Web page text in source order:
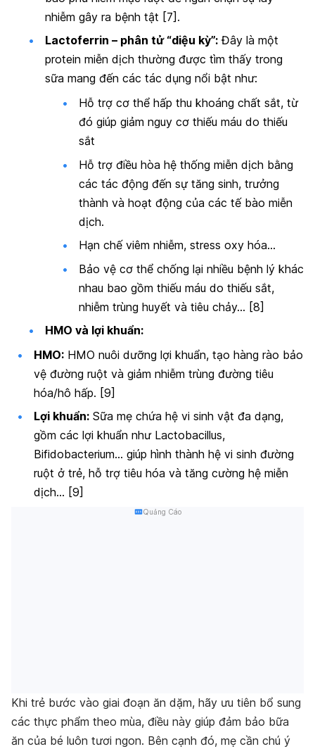
nhiễm gây ra bệnh tật [7].
Lactoferrin – phân tử “diệu kỳ”: Đây là một
protein miễn dịch thường được tìm thấy trong
sữa mang đến các tác dụng nổi bật như:
Hỗ trợ cơ thể hấp thu khoáng chất sắt, từ
đó giúp giảm nguy cơ thiếu máu do thiếu
sắt
Hỗ trợ điều hòa hệ thống miễn dịch bằng
các tác động đến sự tăng sinh, trưởng
thành và hoạt động của các tế bào miễn
dịch.
Hạn chế viêm nhiễm, stress oxy hóa…
Bảo vệ cơ thể chống lại nhiều bệnh lý khác
nhau bao gồm thiếu máu do thiếu sắt,
nhiễm trùng huyết và tiêu chảy… [8]
HMO và lợi khuẩn:
HMO: HMO nuôi dưỡng lợi khuẩn, tạo hàng rào bảo
vệ đường ruột và giảm nhiễm trùng đường tiêu
hóa/hô hấp. [9]
Lợi khuẩn: Sữa mẹ chứa hệ vi sinh vật đa dạng,
gồm các lợi khuẩn như Lactobacillus,
Bifidobacterium… giúp hình thành hệ vi sinh đường
ruột ở trẻ, hỗ trợ tiêu hóa và tăng cường hệ miễn
dịch… [9]
Quảng Cáo
Khi trẻ bước vào giai đoạn ăn dặm, hãy ưu tiên bổ sung
các thực phẩm theo mùa, điều này giúp đảm bảo bữa
ăn của bé luôn tươi ngon. Bên cạnh đó, mẹ cần chú ý